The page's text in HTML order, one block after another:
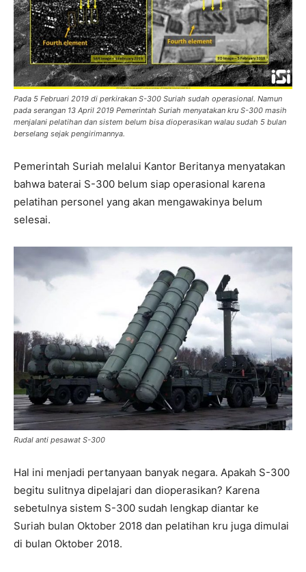
Pada 5 Februari 2019 di perkirakan S-300 Suriah sudah operasional. Namun
pada serangan 13 April 2019 Pemerintah Suriah menyatakan kru S-300 masih
menjalani pelatihan dan sistem belum bisa dioperasikan walau sudah 5 bulan
berselang sejak pengirimannya.
Pemerintah Suriah melalui Kantor Beritanya menyatakan
bahwa baterai S-300 belum siap operasional karena
pelatihan personel yang akan mengawakinya belum
selesai.
Rudal anti pesawat S-300
Hal ini menjadi pertanyaan banyak negara. Apakah S-300
begitu sulitnya dipelajari dan dioperasikan? Karena
sebetulnya sistem S-300 sudah lengkap diantar ke
Suriah bulan Oktober 2018 dan pelatihan kru juga dimulai
di bulan Oktober 2018.